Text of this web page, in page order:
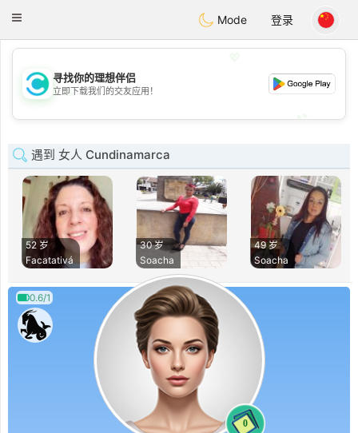
Citas
Toggle
Mode 登录
💖
💕
寻找你的理想伴侣
立即下载我们的交友应用！
遇到 女人 Cundinamarca
52 岁
Facatativá
30 岁
Soacha
49 岁
Soacha
0.6/1
0